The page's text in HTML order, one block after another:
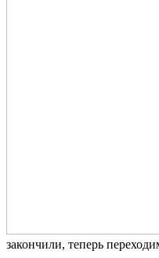
закончили, теперь